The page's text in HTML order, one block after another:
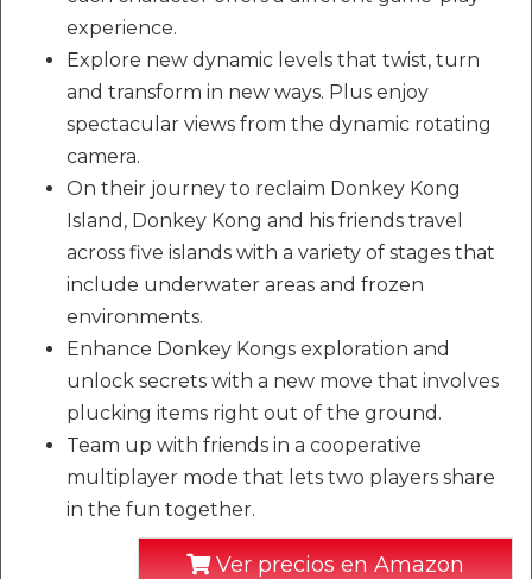
experience.
Explore new dynamic levels that twist, turn
and transform in new ways. Plus enjoy
spectacular views from the dynamic rotating
camera.
On their journey to reclaim Donkey Kong
Island, Donkey Kong and his friends travel
across five islands with a variety of stages that
include underwater areas and frozen
environments.
Enhance Donkey Kongs exploration and
unlock secrets with a new move that involves
plucking items right out of the ground.
Team up with friends in a cooperative
multiplayer mode that lets two players share
in the fun together.
Ver precios en Amazon